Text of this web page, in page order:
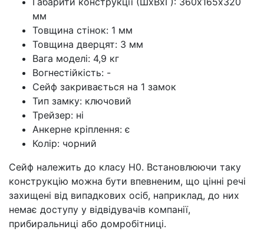
мм
Товщина стінок: 1 мм
Товщина дверцят: 3 мм
Вага моделі: 4,9 кг
Вогнестійкість: -
Сейф закривається на 1 замок
Тип замку: ключовий
Трейзер: ні
Анкерне кріплення: є
Колір: чорний
Сейф належить до класу Н0. Встановлюючи таку
конструкцію можна бути впевненим, що цінні речі
захищені від випадкових осіб, наприклад, до них
немає доступу у відвідувачів компанії,
прибиральниці або домробітниці.